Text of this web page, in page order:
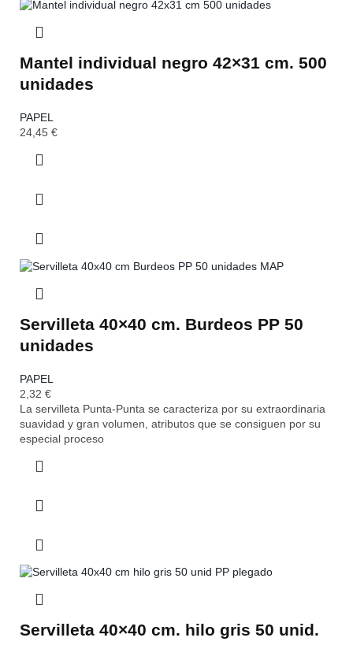
Mantel individual negro 42×31 cm. 500
unidades
PAPEL
24,45 €
Servilleta 40×40 cm. Burdeos PP 50
unidades
PAPEL
2,32 €
La servilleta Punta-Punta se caracteriza por su extraordinaria
suavidad y gran volumen, atributos que se consiguen por su
especial proceso
Servilleta 40×40 cm. hilo gris 50 unid.